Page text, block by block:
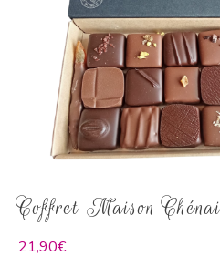
Coffret Maison
21,90€